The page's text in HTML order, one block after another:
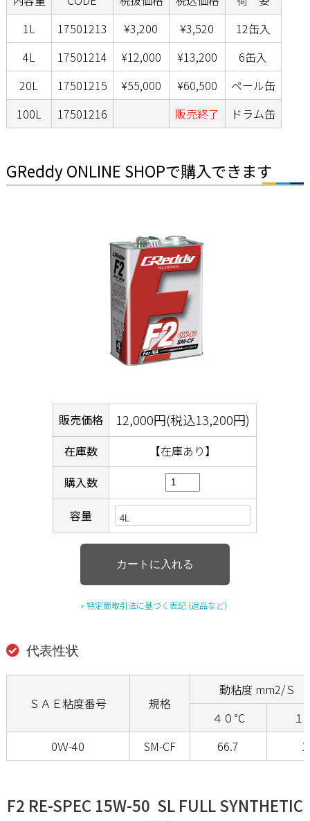
1L
17501213 ¥3,200 ¥3,520
12缶入
4L
17501214 ¥12,000 ¥13,200
6缶入
20L
17501215 ¥55,000 ¥60,500
ペール缶
100L
17501216 販売終了 ドラム缶
GReddy ONLINE SHOPで購入できます
販売価格 12,000円(税込13,200円)
在庫数
【在庫あり】
購入数
容量
» 特定商取引法に基づく表記 (返品など)
代表性状
ＳＡＥ粘度番号 規格
動粘度 mm2/Ｓ
４０℃
0Ｗ-40
SM-CF 66.7
F2 RE-SPEC 15W-50 SL FULL SYNTHETIC